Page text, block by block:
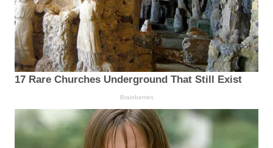
17 Rare Churches Underground That Still Exist
Brainberries